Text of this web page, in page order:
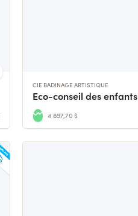
CIE BADINAGE ARTISTIQUE
Eco-conseil des enfants
4 897,70 $